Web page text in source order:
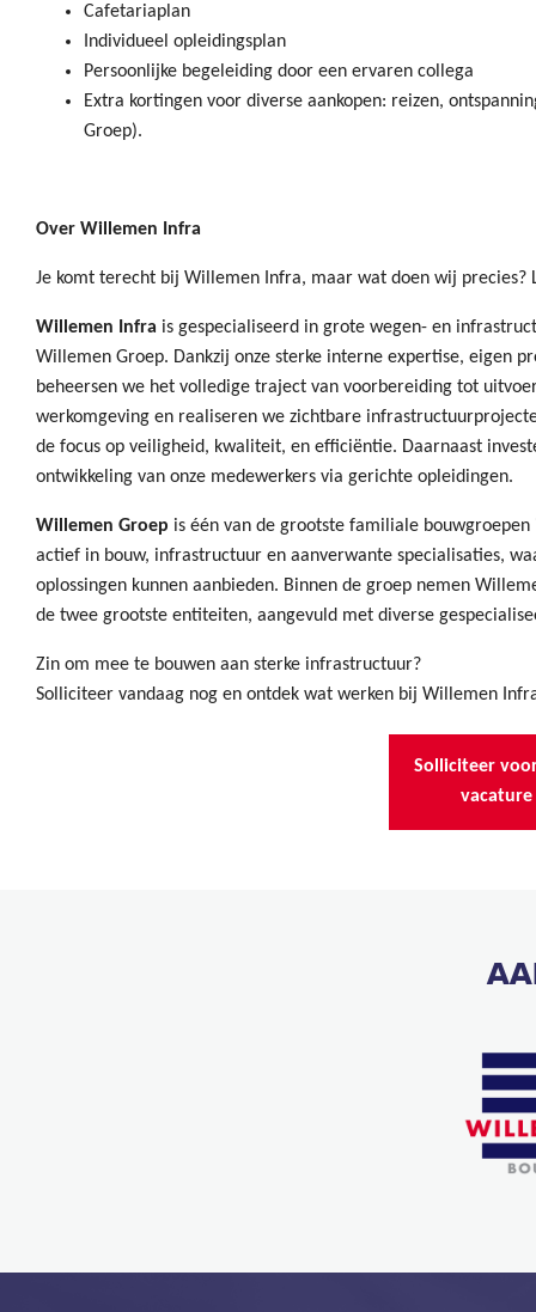
Cafetariaplan
Individueel opleidingsplan
Persoonlijke begeleiding door een ervaren collega
Extra kortingen voor diverse aankopen: reizen,
Groep).
Over Willemen Infra
Je komt terecht bij Willemen Infra, maar wat doen wij precies?
Willemen Infra is gespecialiseerd in grote wegen- en
Willemen Groep. Dankzij onze sterke interne expertise, eigen
beheersen we het volledige traject van voorbereiding tot
werkomgeving en realiseren we zichtbare
de focus op veiligheid, kwaliteit, en efficiëntie. Daarnaast
ontwikkeling van onze medewerkers via gerichte opleidingen.
Willemen Groep is één van de grootste familiale
actief in bouw, infrastructuur en aanverwante specialisaties,
oplossingen kunnen aanbieden. Binnen de groep nemen
de twee grootste entiteiten, aangevuld met diverse
Zin om mee te bouwen aan sterke infrastructuur?
Solliciteer vandaag nog en ontdek wat werken bij Willemen
Solliciteer
vacature